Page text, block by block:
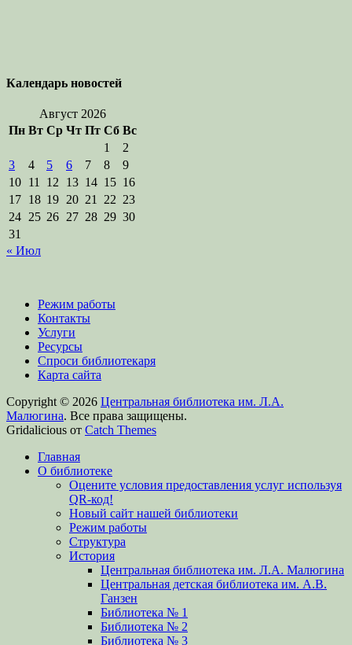
Календарь новостей
Август 2026
Пн Вт Ср Чт Пт Сб Вс
1
2
3
4 5 6 7 8
9
10 11 12 13 14 15 16
17 18 19 20 21 22 23
24 25 26 27 28 29 30
31
« Июл
Режим работы
Контакты
Услуги
Ресурсы
Спроси библиотекаря
Карта сайта
Copyright © 2026 Центральная библиотека им. Л.А.
Малюгина. Все права защищены.
Gridalicious от Catch Themes
вверх
Главная
О библиотеке
Оцените условия предоставления услуг используя
QR-код!
Новый сайт нашей библиотеки
Режим работы
Структура
История
Центральная библиотека им. Л.А. Малюгина
Центральная детская библиотека им. А.В.
Ганзен
Библиотека № 1
Библиотека № 2
Библиотека № 3